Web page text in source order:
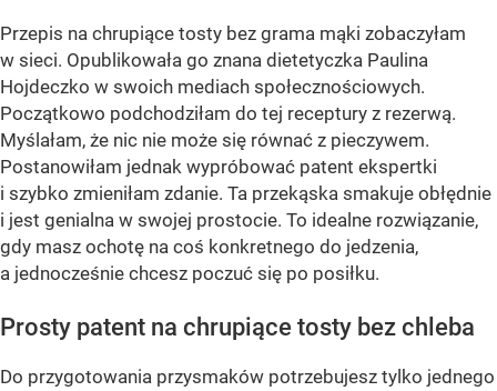
Przepis na chrupiące tosty bez grama mąki zobaczyłam
w sieci. Opublikowała go znana dietetyczka Paulina
Hojdeczko w swoich mediach społecznościowych.
Początkowo podchodziłam do tej receptury z rezerwą.
Myślałam, że nic nie może się równać z pieczywem.
Postanowiłam jednak wypróbować patent ekspertki
i szybko zmieniłam zdanie. Ta przekąska smakuje obłędnie
i jest genialna w swojej prostocie. To idealne rozwiązanie,
gdy masz ochotę na coś konkretnego do jedzenia,
a jednocześnie chcesz poczuć się po posiłku.
Prosty patent na chrupiące tosty bez chleba
Do przygotowania przysmaków potrzebujesz tylko jednego